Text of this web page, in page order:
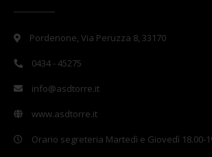
Pordenone, Via Peruzza 8, 33170
0434 - 45275
info@asdtorre.it
www.asdtorre.it
Orario segreteria Martedì e Giovedì 18.00-